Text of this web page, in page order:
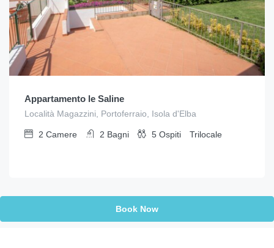
Appartamento le Saline
Località Magazzini, Portoferraio, Isola d'Elba
2 Camere 2 Bagni 5 Ospiti Trilocale
Book Now